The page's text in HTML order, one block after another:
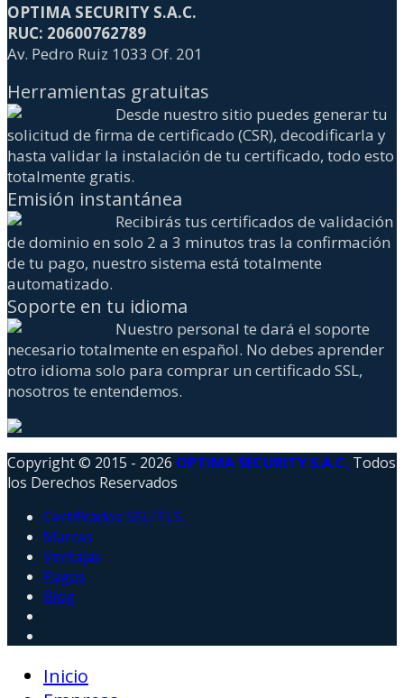
OPTIMA SECURITY S.A.C.
RUC: 20600762789
Av. Pedro Ruiz 1033 Of. 201
Herramientas gratuitas
Desde nuestro sitio puedes generar tu
solicitud de firma de certificado (CSR), decodificarla y
hasta validar la instalación de tu certificado, todo esto
totalmente gratis.
Emisión instantánea
Recibirás tus certificados de validación
de dominio en solo 2 a 3 minutos tras la confirmación
de tu pago, nuestro sistema está totalmente
automatizado.
Soporte en tu idioma
Nuestro personal te dará el soporte
necesario totalmente en español. No debes aprender
otro idioma solo para comprar un certificado SSL,
nosotros te entendemos.
Copyright © 2015 - 2026 OPTIMA SECURITY S.A.C. Todos
los Derechos Reservados
Certificados SSL/TLS
Marcas
Ventajas
Pagos
Blog
Inicio